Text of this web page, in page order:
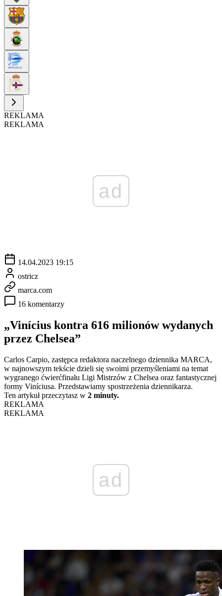
REKLAMA
REKLAMA
ad
14.04.2023 19:15
ostricz
marca.com
16 komentarzy
„Vinícius kontra 616 milionów wydanych
przez Chelsea”
Carlos Carpio, zastępca redaktora naczelnego dziennika MARCA,
w najnowszym tekście dzieli się swoimi przemyśleniami na temat
wygranego ćwierćfinału Ligi Mistrzów z Chelsea oraz fantastycznej
formy Viníciusa. Przedstawiamy spostrzeżenia dziennikarza.
Ten artykuł przeczytasz w 2 minuty.
REKLAMA
REKLAMA
ad